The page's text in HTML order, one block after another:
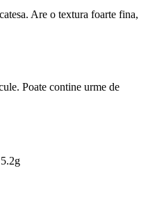
Are o textura foarte fina,
Poate contine urme de